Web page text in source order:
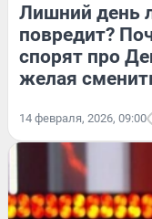
Лишний день
повредит?
спорят про
желая
14 февраля, 2026, 09:00